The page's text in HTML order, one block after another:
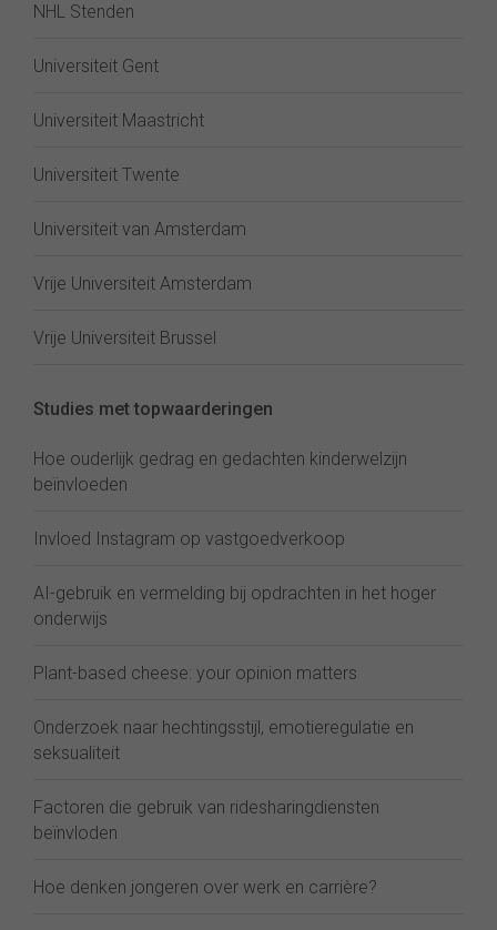
NHL Stenden
Universiteit Gent
Universiteit Maastricht
Universiteit Twente
Universiteit van Amsterdam
Vrije Universiteit Amsterdam
Vrije Universiteit Brussel
Studies met topwaarderingen
Hoe ouderlijk gedrag en gedachten kinderwelzijn
beïnvloeden
Invloed Instagram op vastgoedverkoop
AI-gebruik en vermelding bij opdrachten in het hoger
onderwijs
Plant-based cheese: your opinion matters
Onderzoek naar hechtingsstijl, emotieregulatie en
seksualiteit
Factoren die gebruik van ridesharingdiensten
beïnvloden
Hoe denken jongeren over werk en carrière?